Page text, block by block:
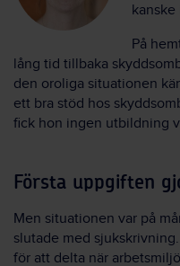
På
lång tid tillbaka
den oroliga situationen
ett bra stöd hos
fick hon ingen utbildning
Första uppgiften
Men situationen var på
slutade med
för att delta när